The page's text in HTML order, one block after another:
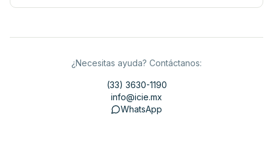
¿Necesitas ayuda? Contáctanos:
(33) 3630-1190
info@icie.mx
WhatsApp